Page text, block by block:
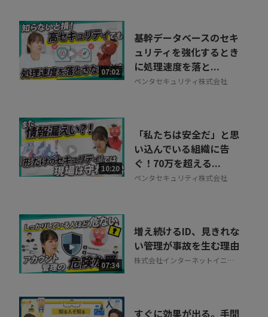
07:02
基幹データベースのセキ
ュリティを強化するとき
に処理速度を落と...
ペンタセキュリティ株式会社
10:20
「私たちは安全だ」と思
い込んでいる組織に告
ぐ！70万を超える...
ペンタセキュリティ株式会社
07:34
増え続けるID、見きれな
い管理が事故を生む理由
株式会社インターネットイニシ
すぐに効果が出る。手間